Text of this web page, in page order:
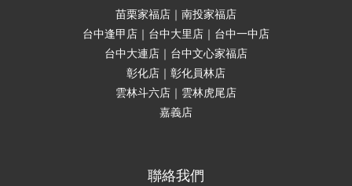
苗栗家福店｜南投家福店
台中逢甲店｜台中大里店｜台中一中店
台中大連店｜台中文心家福店
彰化店｜彰化員林店
雲林斗六店｜雲林虎尾店
嘉義店
聯絡我們